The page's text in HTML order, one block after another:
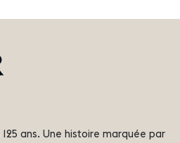
ans. Une histoire marquée par